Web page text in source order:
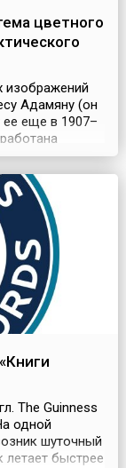
цветного
изображений
Адамяну (он
еще в 1907–
Дж. Бэрдом в
телефон
The Guinness
одной
шуточный
летает быстрее